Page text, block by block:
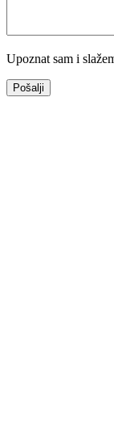
Upoznat sam i
Pošalji